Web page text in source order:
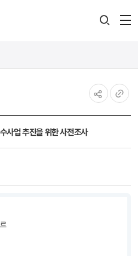
사업 추진을 위한 사전조사